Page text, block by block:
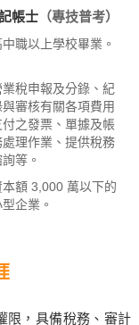
帳士（專技普考）
職以上學校畢業。
業稅申報及分錄、紀
與審核有關各項費用
付之發票、單據及帳
處理作業、提供稅務
等。
本額 3,000 萬以下的
企業。
限，具備稅務、審計